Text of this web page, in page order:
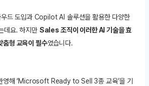
드 도입과 Copilot AI 솔루션을 활용한 다양한
데요. 하지만 Sales 조직이 이러한 AI 기술을 효
춤형 교육이 필수였습니다.
영해 ‘Microsoft Ready to Sell 3종 교육’을 기